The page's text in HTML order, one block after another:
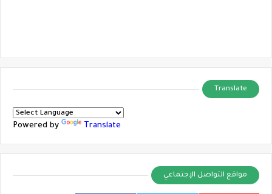
Translate
Powered by Translate
مواقع التواصل الإجتماعي